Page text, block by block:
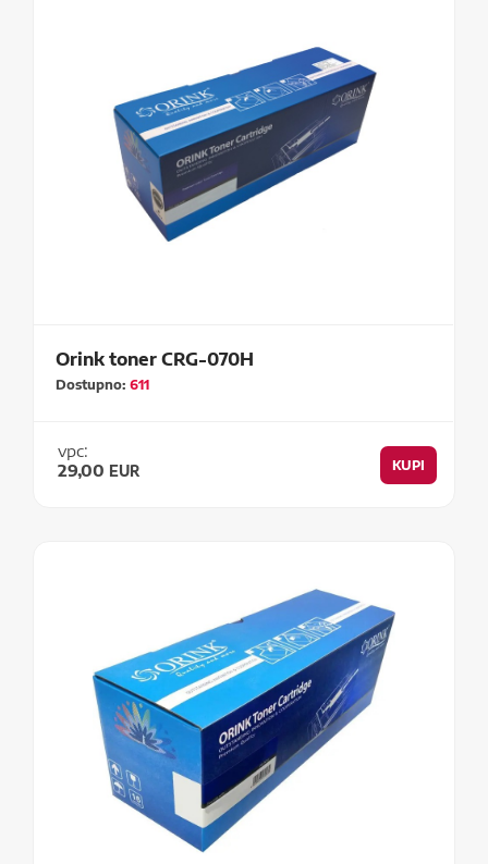
Orink toner CRG-070H
Dostupno:611
vpc:
29,00 EUR KUPI